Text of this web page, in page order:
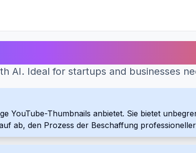
AI. Ideal for startups and businesses
YouTube-Thumbnails anbietet. Sie bietet
ab, den Prozess der Beschaffung